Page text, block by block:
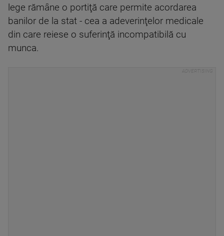
lege rămâne o portiţă care permite acordarea
banilor de la stat - cea a adeverinţelor medicale
din care reiese o suferinţă incompatibilă cu
munca.